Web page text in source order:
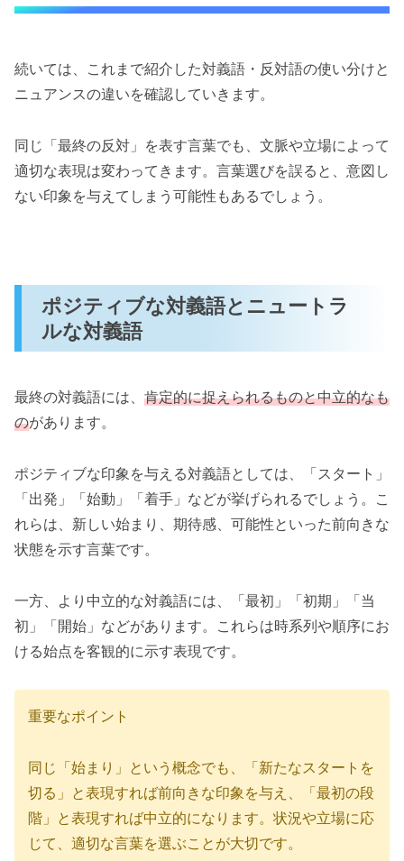
続いては、これまで紹介した対義語・反対語の使い分けと
ニュアンスの違いを確認していきます。
同じ「最終の反対」を表す言葉でも、文脈や立場によって
適切な表現は変わってきます。言葉選びを誤ると、意図し
ない印象を与えてしまう可能性もあるでしょう。
ポジティブな対義語とニュートラ
ルな対義語
最終の対義語には、 肯定的に捉えられるものと中立的なも
のがあります。
ポジティブな印象を与える対義語としては、「スタート」
「出発」「始動」「着手」などが挙げられるでしょう。こ
れらは、新しい始まり、期待感、可能性といった前向きな
状態を示す言葉です。
一方、より中立的な対義語には、「最初」「初期」「当
初」「開始」などがあります。これらは時系列や順序にお
ける始点を客観的に示す表現です。
重要なポイント
同じ「始まり」という概念でも、「新たなスタートを
切る」と表現すれば前向きな印象を与え、「最初の段
階」と表現すれば中立的になります。状況や立場に応
じて、適切な言葉を選ぶことが大切です。